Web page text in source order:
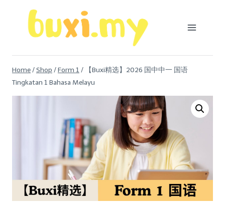
Home/Shop /Form 1 /
【Buxi精选】2026 国中中一 国语
Tingkatan 1 Bahasa Melayu